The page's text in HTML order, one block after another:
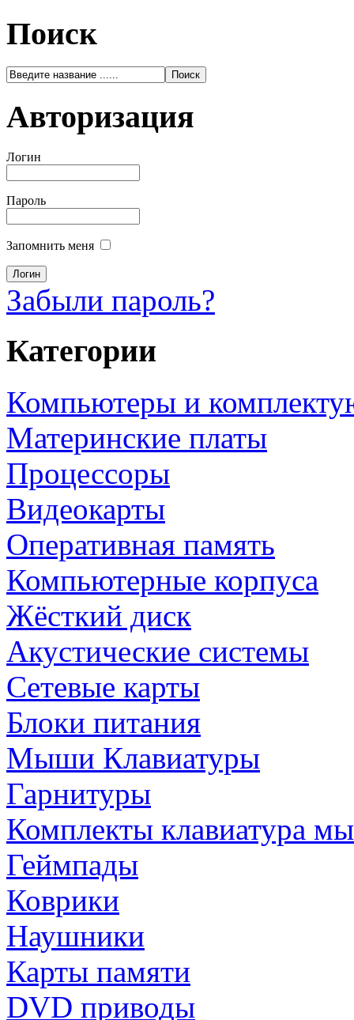
Поиск
Авторизация
Логин
Пароль
Запомнить меня
Забыли пароль?
Категории
Компьютеры и
Материнские платы
Процессоры
Видеокарты
Оперативная память
Компьютерные корпуса
Жёсткий диск
Акустические системы
Сетевые карты
Блоки питания
Мыши Клавиатуры
Гарнитуры
Комплекты клавиатура
Геймпады
Коврики
Наушники
Карты памяти
DVD приводы